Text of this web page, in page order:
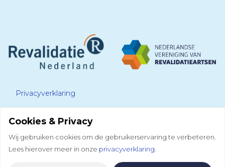
Cookies & Privacy
Wij gebruiken cookies om de gebruikerservaring te verbeteren.
Lees hierover meer in onze privacyverklaring.
Privacyverklaring
Disclaimer
Colofon